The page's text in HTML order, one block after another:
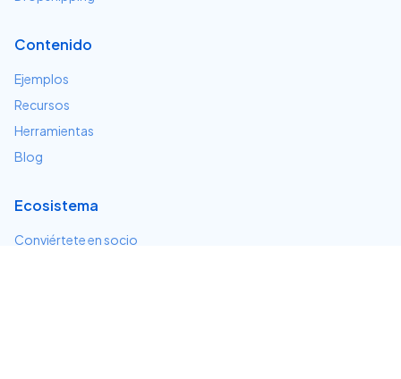
Contenido
Ejemplos
Recursos
Herramientas
Blog
Ecosistema
Conviértete en socio